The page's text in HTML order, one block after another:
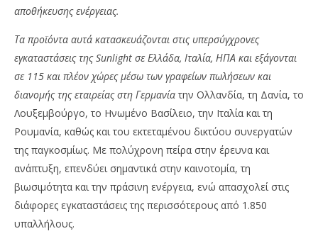
αποθήκευσης ενέργειας.
Τα προϊόντα αυτά κατασκευάζονται στις υπερσύγχρονες
εγκαταστάσεις της Sunlight σε Ελλάδα, Ιταλία, ΗΠΑ και εξάγονται
σε 115 και πλέον χώρες μέσω των γραφείων πωλήσεων και
διανομής της εταιρείας στη Γερμανία την Ολλανδία, τη Δανία, το
Λουξεμβούργο, το Ηνωμένο Βασίλειο, την Ιταλία και τη
Ρουμανία, καθώς και του εκτεταμένου δικτύου συνεργατών
της παγκοσμίως. Με πολύχρονη πείρα στην έρευνα και
ανάπτυξη, επενδύει σημαντικά στην καινοτομία, τη
βιωσιμότητα και την πράσινη ενέργεια, ενώ απασχολεί στις
διάφορες εγκαταστάσεις της περισσότερους από 1.850
υπαλλήλους.